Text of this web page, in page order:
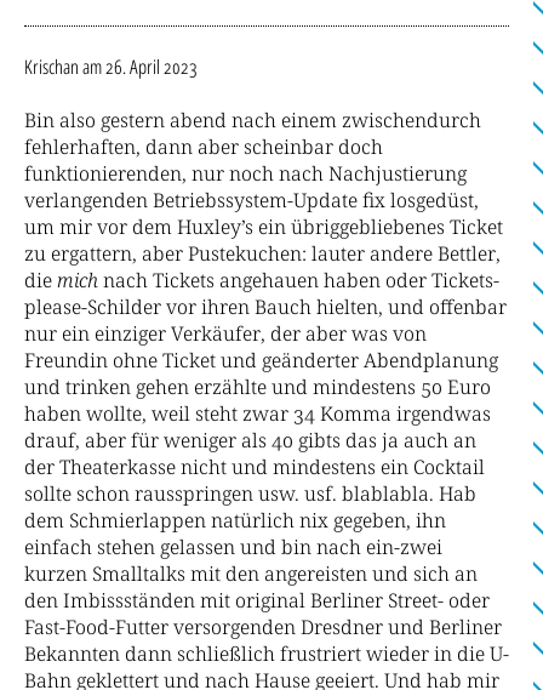
Krischanam 26. April 2023
Bin also gestern abend nach einem zwischendurch
fehlerhaften, dann aber scheinbar doch
funktionierenden, nur noch nach Nachjustierung
verlangenden Betriebssystem-Update fix losgedüst,
um mir vor dem Huxley’s ein übriggebliebenes Ticket
zu ergattern, aber Pustekuchen: lauter andere Bettler,
diemichnach Tickets angehauen haben oder Tickets-
please-Schilder vor ihren Bauch hielten, und offenbar
nur ein einziger Verkäufer, der aber was von
Freundin ohne Ticket und geänderter Abendplanung
und trinken gehen erzählte und mindestens 50 Euro
haben wollte, weil steht zwar 34 Komma irgendwas
drauf, aber für weniger als 40 gibts das ja auch an
der Theaterkasse nicht und mindestens ein Cocktail
sollte schon rausspringen usw. usf. blablabla. Hab
dem Schmierlappen natürlich nix gegeben, ihn
einfach stehen gelassen und bin nach ein-zwei
kurzen Smalltalks mit den angereisten und sich an
den Imbissständen mit original Berliner Street- oder
Fast-Food-Futter versorgenden Dresdner und Berliner
Bekannten dann schließlich frustriert wieder in die U-
Bahn geklettert und nach Hause geeiert. Und hab mir